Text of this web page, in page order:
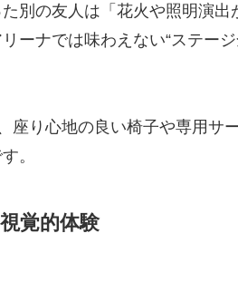
別の友人は「花火や照明演
ーナでは味わえない“ステー
座り心地の良い椅子や専用サ
。
覚的体験